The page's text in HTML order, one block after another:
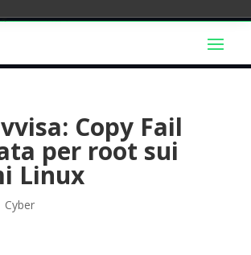
Copy Fail
per root sui
Linux
Cyber